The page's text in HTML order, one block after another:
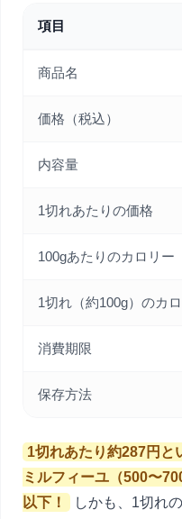
項目
商品名
価格（税込）
内容量
1切れあたりの価格
100gあたりのカロリー
1切れ（約100g）のカ
消費期限
保存方法
1切れあたり約287円と
ミルフィーユ（500〜
以下！
しかも、1切れ